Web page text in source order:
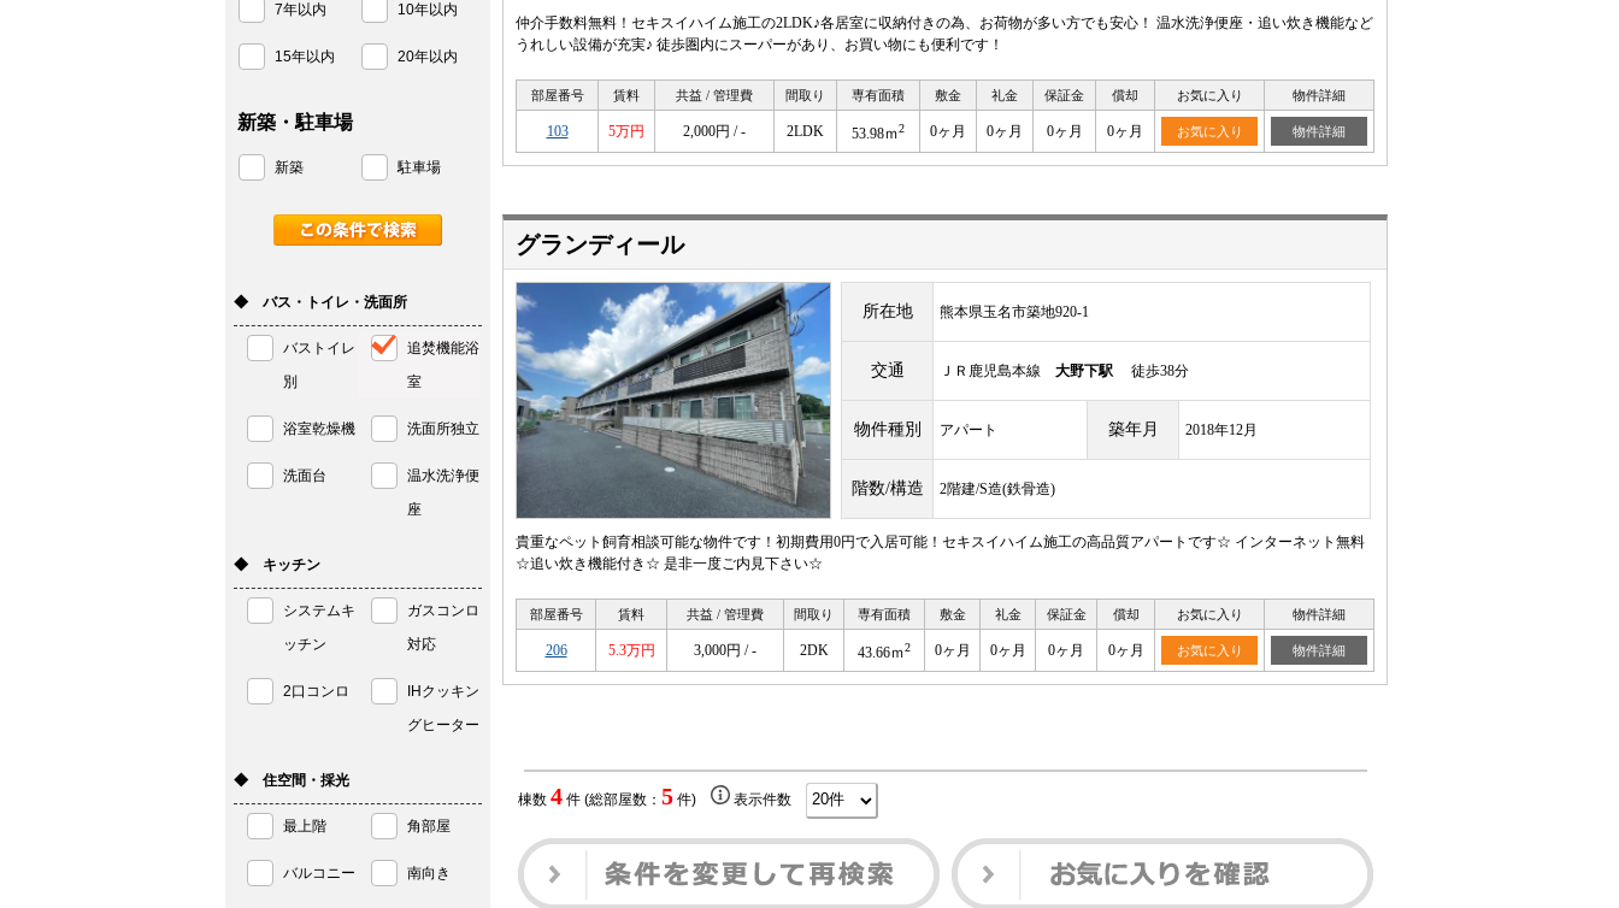
仲介手数料無料！セキスイハイム施工の2LDK♪各居室に収納付きの為、お荷物が多い方でも安心！ 温水洗浄便座・追い炊き機能など
うれしい設備が充実♪ 徒歩圏内にスーパーがあり、お買い物にも便利です！
部屋番号 賃料 共益 / 管理費 間取り 専有面積 敷金 礼金 保証金 償却 お気に入り 物件詳細
103 5万円 2,000円 / - 2LDK 53.98ｍ2 0ヶ月 0ヶ月 0ヶ月 0ヶ月 お気に入り 物件詳細
グランディール
所在地 熊本県玉名市築地920-1
交通 ＪＲ鹿児島本線 大野下駅 徒歩38分
物件種別 アパート 築年月 2018年12月
階数/構造 2階建/S造(鉄骨造)
貴重なペット飼育相談可能な物件です！初期費用0円で入居可能！セキスイハイム施工の高品質アパートです☆ インターネット無料
☆追い炊き機能付き☆ 是非一度ご内見下さい☆
部屋番号 賃料 共益 / 管理費 間取り 専有面積 敷金 礼金 保証金 償却 お気に入り 物件詳細
206 5.3万円 3,000円 / - 2DK 43.66ｍ2 0ヶ月 0ヶ月 0ヶ月 0ヶ月 お気に入り 物件詳細
棟数 4件 (総部屋数： 5件) 表示件数
7年以内 10年以内
15年以内 20年以内
新築・駐車場
新築 駐車場
◆ バス・トイレ・洗面所
バストイレ
別
追焚機能浴
室
浴室乾燥機 洗面所独立
洗面台
温水洗浄便
座
◆ キッチン
システムキ
ッチン
ガスコンロ
対応
2口コンロ
IHクッキン
グヒーター
◆ 住空間・採光
最上階 角部屋
バルコニー 南向き